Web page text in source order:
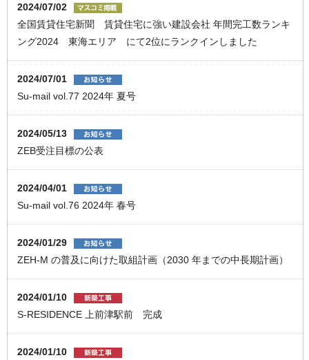
2024/07/02
全国賃貸住宅新聞 賃貸住宅に強い建設会社 年間完工数ランキ
ング2024 東海エリア にて2位にランクインしました
2024/07/01
Su-mail vol.77 2024年 夏号
2024/05/13
ZEB受注目標の公表
2024/04/01
Su-mail vol.76 2024年 春号
2024/01/29
ZEH-M の普及に向けた取組計画（2030 年までの中⻑期計画）
2024/01/10
S-RESIDENCE 上前津駅前 完成
2024/01/10